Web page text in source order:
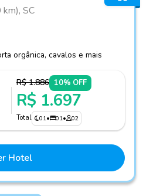
SC
orgânica, cavalos e mais
R$ 1.886 10% OFF
R$ 1.697
Total 01• 01• 02
Hotel